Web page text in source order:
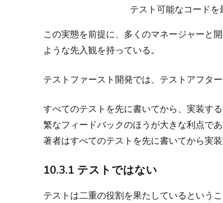
テスト可能なコード
この実態を前提に、多くのマネージャーと
ような先入観を持っている。
テストファースト開発では、テストアフタ
すべてのテストを先に書いてから、実装す
繁なフィードバックのほうが大きな利点で
著者はすべてのテストを先に書いてから実
10.3.1 テストではない
テストは二重の役割を果たしているという